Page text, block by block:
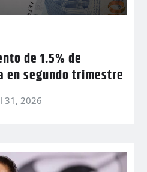
de 1.5% de
en segundo trimestre
31, 2026